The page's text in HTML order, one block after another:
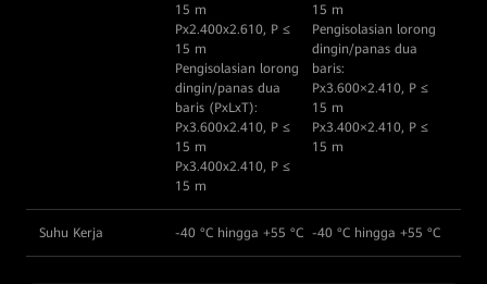
15 m
Px2.400x2.610, P ≤
15 m
Pengisolasian lorong
dingin/panas dua
baris (PxLxT):
Px3.600x2.410, P ≤
15 m
Px3.400x2.410, P ≤
15 m
15 m
Pengisolasian lorong
dingin/panas dua
baris:
Px3.600×2.410, P ≤
15 m
Px3.400×2.410, P ≤
15 m
Suhu Kerja -40 °C hingga +55 °C -40 °C hingga +55 °C